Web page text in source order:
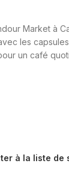
Market à
les capsules
un café
à la liste de